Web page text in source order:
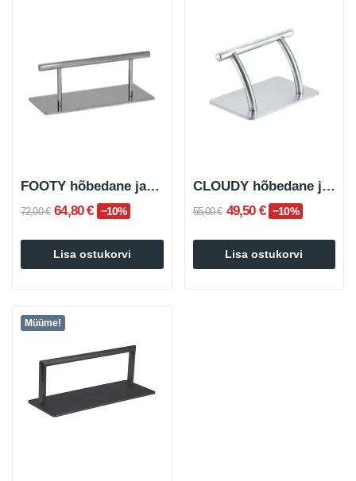
FOOTY hõbedane jalatugi
72,00 € 64,80 € −10%
Lisa ostukorvi
CLOUDY hõbedane jalatugi
55,00 € 49,50 € −10%
Lisa ostukorvi
Müüme!